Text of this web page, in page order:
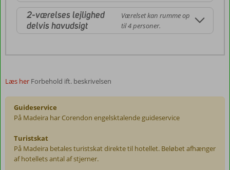
2-værelses lejlighed
delvis havudsigt
Værelset kan rumme op
til 4 personer.
Læs her Forbehold ift. beskrivelsen
Guideservice
På Madeira har Corendon engelsktalende guideservice
Turistskat
På Madeira betales turistskat direkte til hotellet. Beløbet afhænger
af hotellets antal af stjerner.